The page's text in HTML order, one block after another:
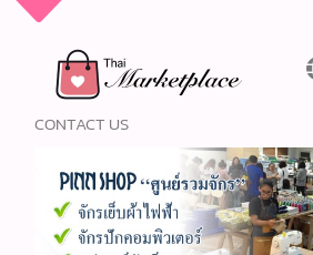
CONTACT US